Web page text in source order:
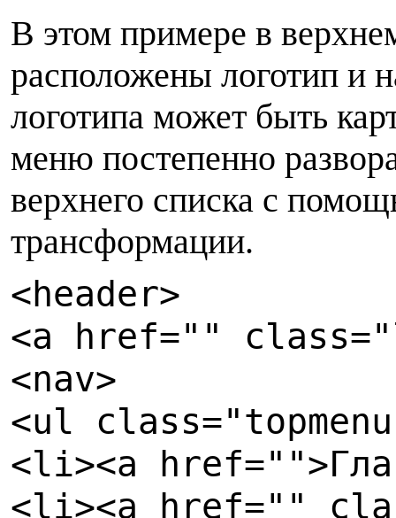
В этом примере в
расположены логотип и
логотипа может быть
меню постепенно
верхнего списка с
трансформации.
<header>
<a href=""
<nav>
<ul
<li><a
<li><a href=""